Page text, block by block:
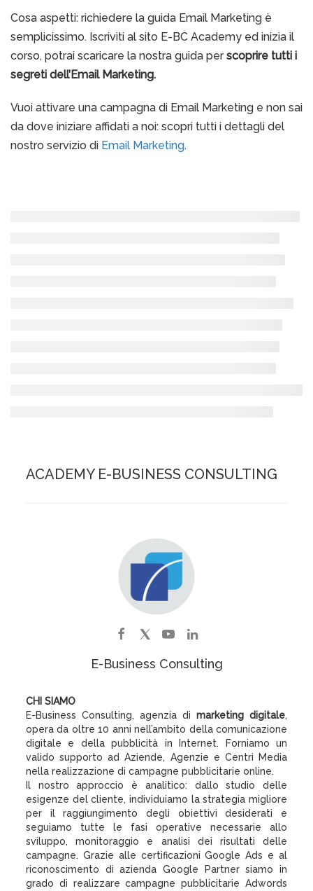
Cosa aspetti: richiedere la guida Email Marketing è
semplicissimo. Iscriviti al sito E-BC Academy ed inizia il
corso, potrai scaricare la nostra guida perscoprire tutti i
segreti dell’Email Marketing.
Vuoi attivare una campagna di Email Marketing e non sai
da dove iniziare affidati a noi: scopri tutti i dettagli del
nostro servizio di Email Marketing.
ACADEMY E-BUSINESS CONSULTING
E-Business Consulting
CHI SIAMO
E-Business Consulting, agenzia di marketing digitale,
opera da oltre 10 anni nell’ambito della comunicazione
digitale e della pubblicità in Internet. Forniamo un
valido supporto ad Aziende, Agenzie e Centri Media
nella realizzazione di campagne pubblicitarie online.
Il nostro approccio è analitico: dallo studio delle
esigenze del cliente, individuiamo la strategia migliore
per il raggiungimento degli obiettivi desiderati e
seguiamo tutte le fasi operative necessarie allo
sviluppo, monitoraggio e analisi dei risultati delle
campagne. Grazie alle certificazioni Google Ads e al
riconoscimento di azienda Google Partner siamo in
grado di realizzare campagne pubblicitarie Adwords